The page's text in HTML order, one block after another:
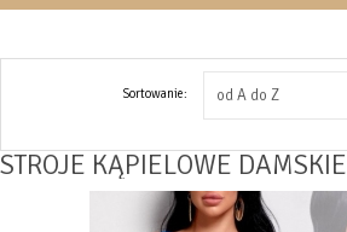
Sortowanie: od A do Z
STROJE KĄPIELOWE DAMSKIE